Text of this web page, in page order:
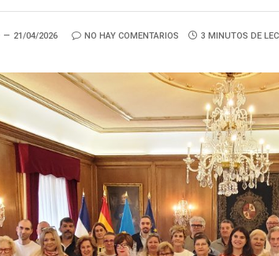
21/04/2026 NO HAY COMENTARIOS 3 MINUTOS DE